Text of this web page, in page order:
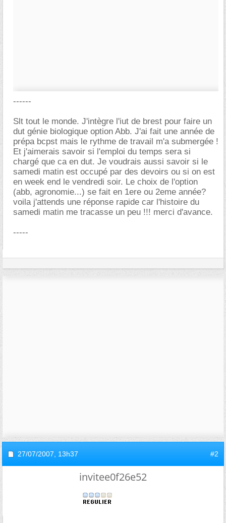
------
Slt tout le monde. J'intègre l'iut de brest pour faire un
dut génie biologique option Abb. J'ai fait une année de
prépa bcpst mais le rythme de travail m'a submergée !
Et j'aimerais savoir si l'emploi du temps sera si
chargé que ca en dut. Je voudrais aussi savoir si le
samedi matin est occupé par des devoirs ou si on est
en week end le vendredi soir. Le choix de l'option
(abb, agronomie...) se fait en 1ere ou 2eme année?
voila j'attends une réponse rapide car l'histoire du
samedi matin me tracasse un peu !!! merci d'avance.
-----
27/07/2007, 13h37 #2
invitee0f26e52